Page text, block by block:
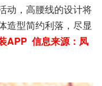
动，高腰线的设计将
造型简约利落，尽显
APP 信息来源： 凤